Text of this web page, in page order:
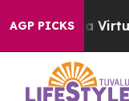
AGP PICKS
a